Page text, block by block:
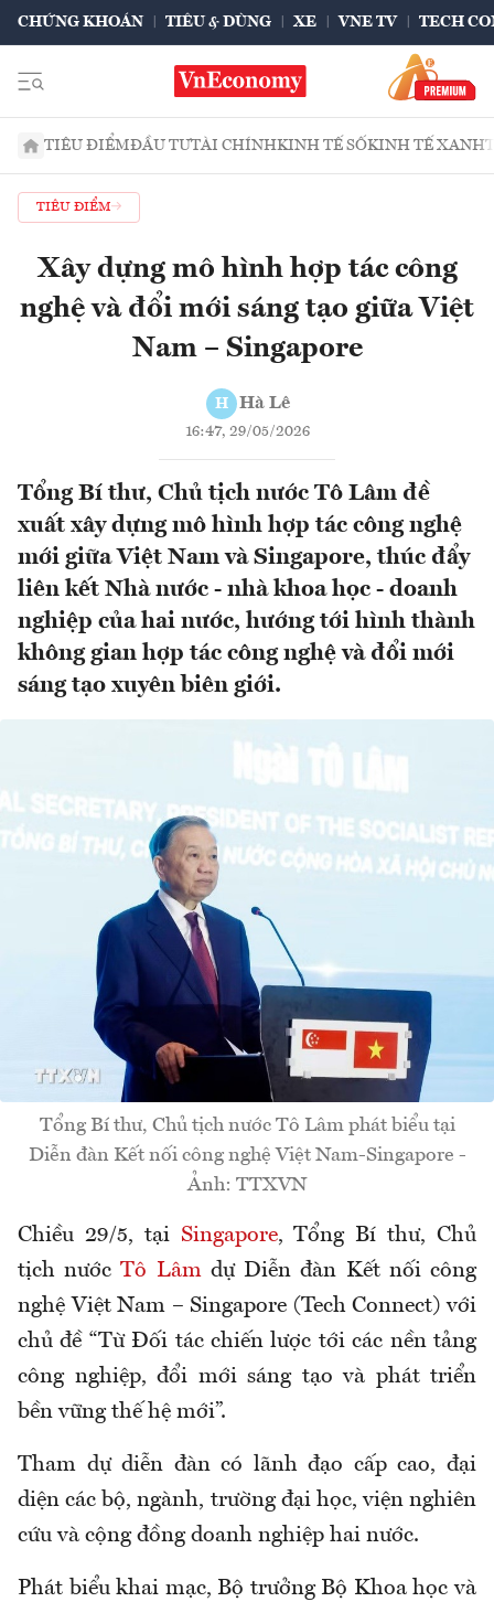
CHỨNG KHOÁN TIÊU & DÙNG XE VNE TV TECH
TIÊU ĐIỂMĐẦU TƯTÀI CHÍNHKINH TẾ SỐKINH TẾ XANH
TIÊU ĐIỂM
Xây dựng mô hình hợp tác công
nghệ và đổi mới sáng tạo giữa Việt
Nam – Singapore
H Hà Lê
16:47, 29/05/2026
Tổng Bí thư, Chủ tịch nước Tô Lâm đề
xuất xây dựng mô hình hợp tác công nghệ
mới giữa Việt Nam và Singapore, thúc đẩy
liên kết Nhà nước - nhà khoa học - doanh
nghiệp của hai nước, hướng tới hình thành
không gian hợp tác công nghệ và đổi mới
sáng tạo xuyên biên giới.
Tổng Bí thư, Chủ tịch nước Tô Lâm phát biểu tại
Diễn đàn Kết nối công nghệ Việt Nam-Singapore -
Ảnh: TTXVN
Chiều 29/5, tại Singapore, Tổng Bí thư, Chủ
tịch nướcTô Lâmdự Diễn đàn Kết nối công
nghệ Việt Nam – Singapore (Tech Connect) với
chủ đề “Từ Đối tác chiến lược tới các nền tảng
công nghiệp, đổi mới sáng tạo và phát triển
bền vững thế hệ mới”.
Tham dự diễn đàn có lãnh đạo cấp cao, đại
diện các bộ, ngành, trường đại học, viện nghiên
cứu và cộng đồng doanh nghiệp hai nước.
Phát biểu khai mạc, Bộ trưởng Bộ Khoa học và